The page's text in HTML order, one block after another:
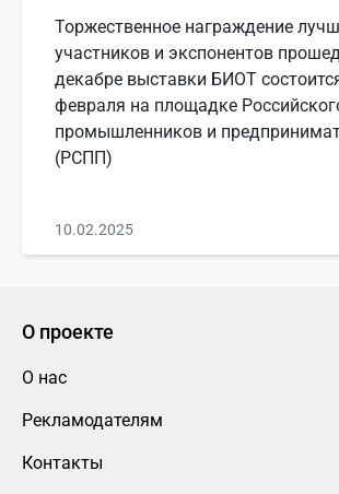
Торжественное награждение
участников и экспонентов
декабре выставки БИОТ
февраля на площадке
промышленников и
(РСПП)
10.02.2025
О проекте
О нас
Рекламодателям
Контакты